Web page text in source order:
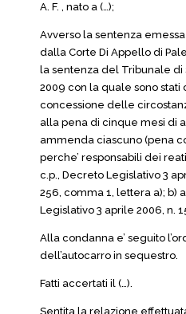
A. F. , nato a (…);
Avverso la sentenza
dalla Corte Di Appello di
la sentenza del Tribunale di
2009 con la quale sono stati
concessione delle
alla pena di cinque mesi di
ammenda ciascuno (pena
perche’ responsabili dei
c.p., Decreto Legislativo 3
256, comma 1, lettera a); b)
Legislativo 3 aprile 2006, n.
Alla condanna e’ seguito
dell’autocarro in sequestro.
Fatti accertati il (…).
Sentita la relazione